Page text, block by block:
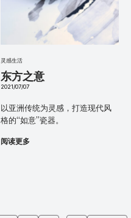
灵感生活
东方之意
2021/07/07
以亚洲传统为灵感，打造现代风
格的“如意”瓷器。
阅读更多